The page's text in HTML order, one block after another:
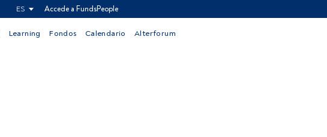
ES Accede a FundsPeople
Learning Fondos Calendario Alterforum